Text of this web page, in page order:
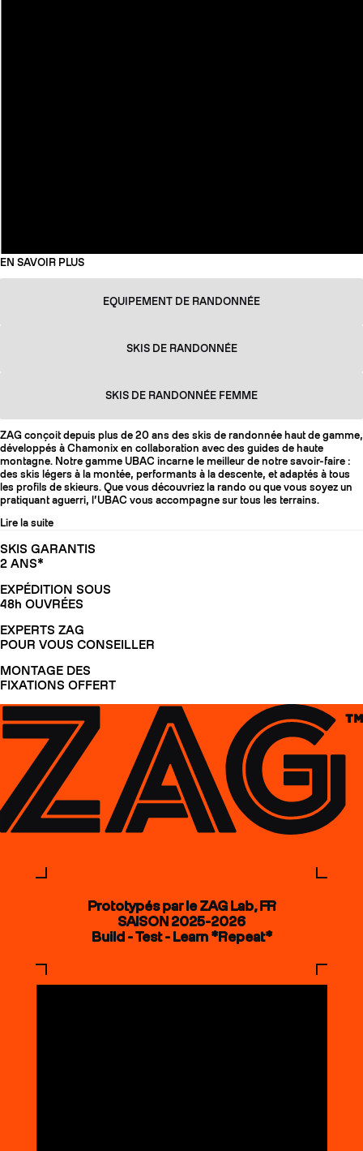
EN SAVOIR PLUS
EQUIPEMENT DE RANDONNÉE
SKIS DE RANDONNÉE
SKIS DE RANDONNÉE FEMME
ZAG conçoit depuis plus de 20 ans des skis de randonnée haut de gamme,
développés à Chamonix en collaboration avec des guides de haute
montagne. Notre gamme UBAC incarne le meilleur de notre savoir-faire :
des skis légers à la montée, performants à la descente, et adaptés à tous
les profils de skieurs. Que vous découvriez la rando ou que vous soyez un
pratiquant aguerri, l’UBAC vous accompagne sur tous les terrains.
Lire la suite
SKIS GARANTIS
2 ANS*
EXPÉDITION SOUS
48h OUVRÉES
EXPERTS ZAG
POUR VOUS CONSEILLER
MONTAGE DES
FIXATIONS OFFERT
Prototypés par le ZAG Lab, FR
SAISON 2025-2026
Build - Test - Learn *Repeat*